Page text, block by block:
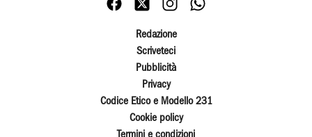
Redazione
Scriveteci
Pubblicità
Privacy
Codice Etico e Modello 231
Cookie policy
Termini e condizioni